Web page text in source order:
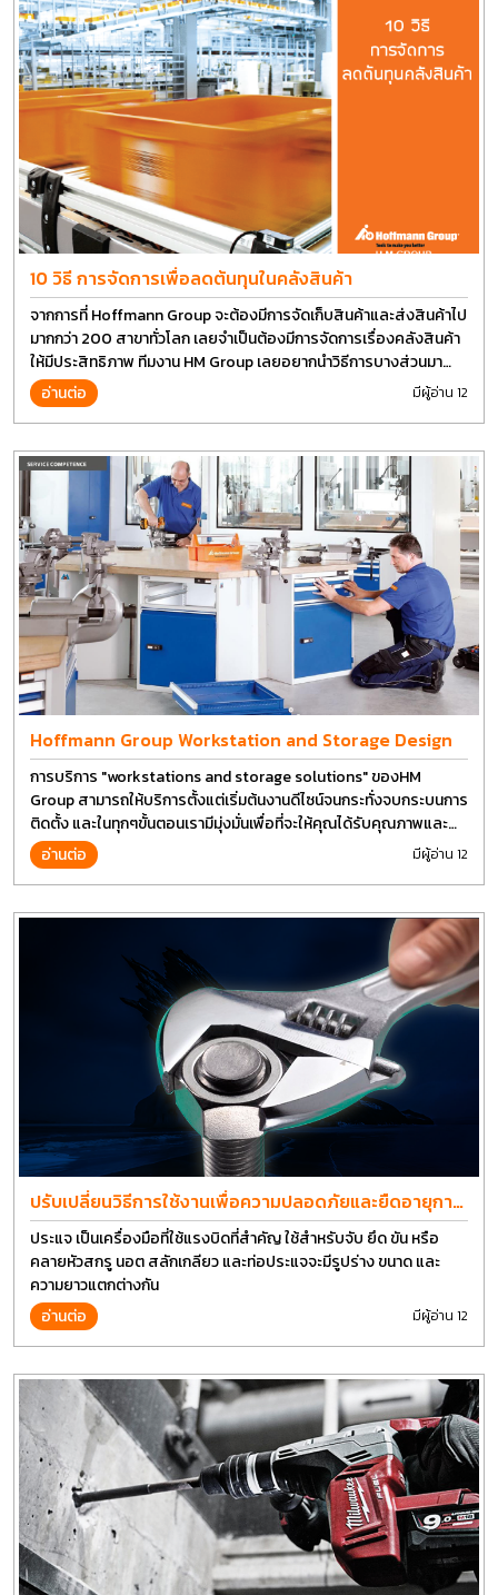
10 วิธี การจัดการเพื่อลดต้นทุนในคลังสินค้า
จากการที่ Hoffmann Group จะต้องมีการจัดเก็บสินค้าและส่งสินค้าไป
มากกว่า 200 สาขาทั่วโลก เลยจำเป็นต้องมีการจัดการเรื่องคลังสินค้า
ให้มีประสิทธิภาพ ทีมงาน HM Group เลยอยากนำวิธีการบางส่วนมา
แบ่งปันกัน
อ่านต่อ มีผู้อ่าน 12
Hoffmann Group Workstation and Storage Design
การบริการ "workstations and storage solutions" ของHM
Group สามารถให้บริการตั้งแต่เริ่มต้นงานดีไซน์จนกระทั่งจบกระบนการ
ติดตั้ง และในทุกๆขั้นตอนเรามีมุ่งมั่นเพื่อที่จะให้คุณได้รับคุณภาพและ
การที่งานที่ดีที่สุด บนต้นทุนที่ดีที่สุดเช่นกัน
อ่านต่อ มีผู้อ่าน 12
ปรับเปลี่ยนวิธีการใช้งานเพื่อความปลอดภัยและยืดอายุการ
ใช้งานประแจได้อีกนาน
ประแจ เป็นเครื่องมือที่ใช้แรงบิดที่สำคัญ ใช้สำหรับจับ ยึด ขัน หรือ
คลายหัวสกรู นอต สลักเกลียว และท่อประแจจะมีรูปร่าง ขนาด และ
ความยาวแตกต่างกัน
อ่านต่อ
มีผู้อ่าน 12